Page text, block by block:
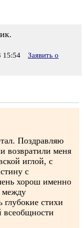
15:54
Заявить о
Поздравляю
возвратили меня
иглой, с
с
хорош именно
между
стихи
всеобщности